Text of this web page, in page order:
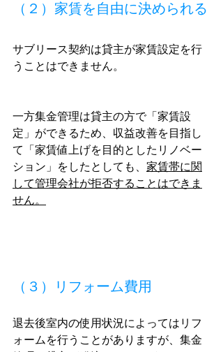
（２）家賃を自由に決められる
サブリース契約は貸主が家賃設定を行
うことはできません。
一方集金管理は貸主の方で「家賃設
定」ができるため、収益改善を目指し
て「家賃値上げを目的としたリノベー
ション」をしたとしても、 家賃帯に関
して管理会社が拒否することはできま
せん。
（３）リフォーム費用
退去後室内の使用状況によってはリフ
ォームを行うことがありますが、集金